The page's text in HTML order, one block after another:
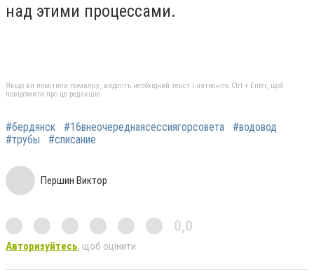
над этими процессами.
Якщо ви помітили помилку, виділіть необхідний текст і натисніть Ctrl + Enter, щоб
повідомити про це редакцію
#бердянск #16внеочереднаясессиягорсовета
#водовод
#трубы
#списание
Першин Виктор
0,0
Авторизуйтесь, щоб оцінити